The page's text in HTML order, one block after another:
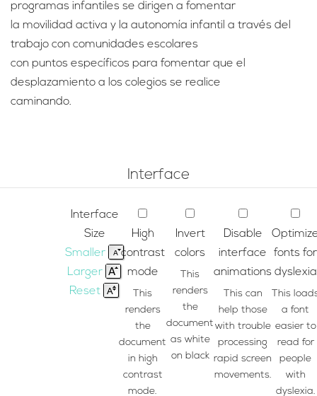
programas infantiles se dirigen a fomentar
la movilidad activa y la autonomía infantil a través del
trabajo con comunidades escolares
con puntos específicos para fomentar que el
desplazamiento a los colegios se realice
caminando.
Interface
Interface
Size
Smaller
Larger
Reset
High
contrast
mode
This
renders
the
document
in high
contrast
mode.
Invert
colors
This
renders
the
document
as white
on black
Disable
interface
animations
This can
help those
with trouble
processing
rapid screen
movements.
fonts for
dyslexia
This
a font
easier to
read for
people
with
dyslexia.